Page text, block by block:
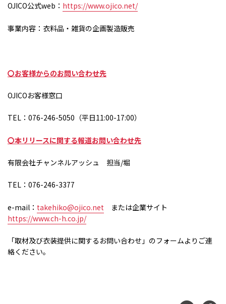
OJICO公式web ： https://www.ojico.net/
事業内容：衣料品・雑貨の企画製造販売
〇お客様からのお問い合わせ先
OJICOお客様窓口
TEL： 076-246-5050 （平日11:00-17:00）
〇本リリースに関する報道お問い合わせ先
有限会社チャンネルアッシュ 担当/堀
TEL： 076-246-3377
e-mail： takehiko@ojico.net または企業サイト
https://www.ch-h.co.jp/
「取材及び衣装提供に関するお問い合わせ」のフォームよりご連
絡ください。